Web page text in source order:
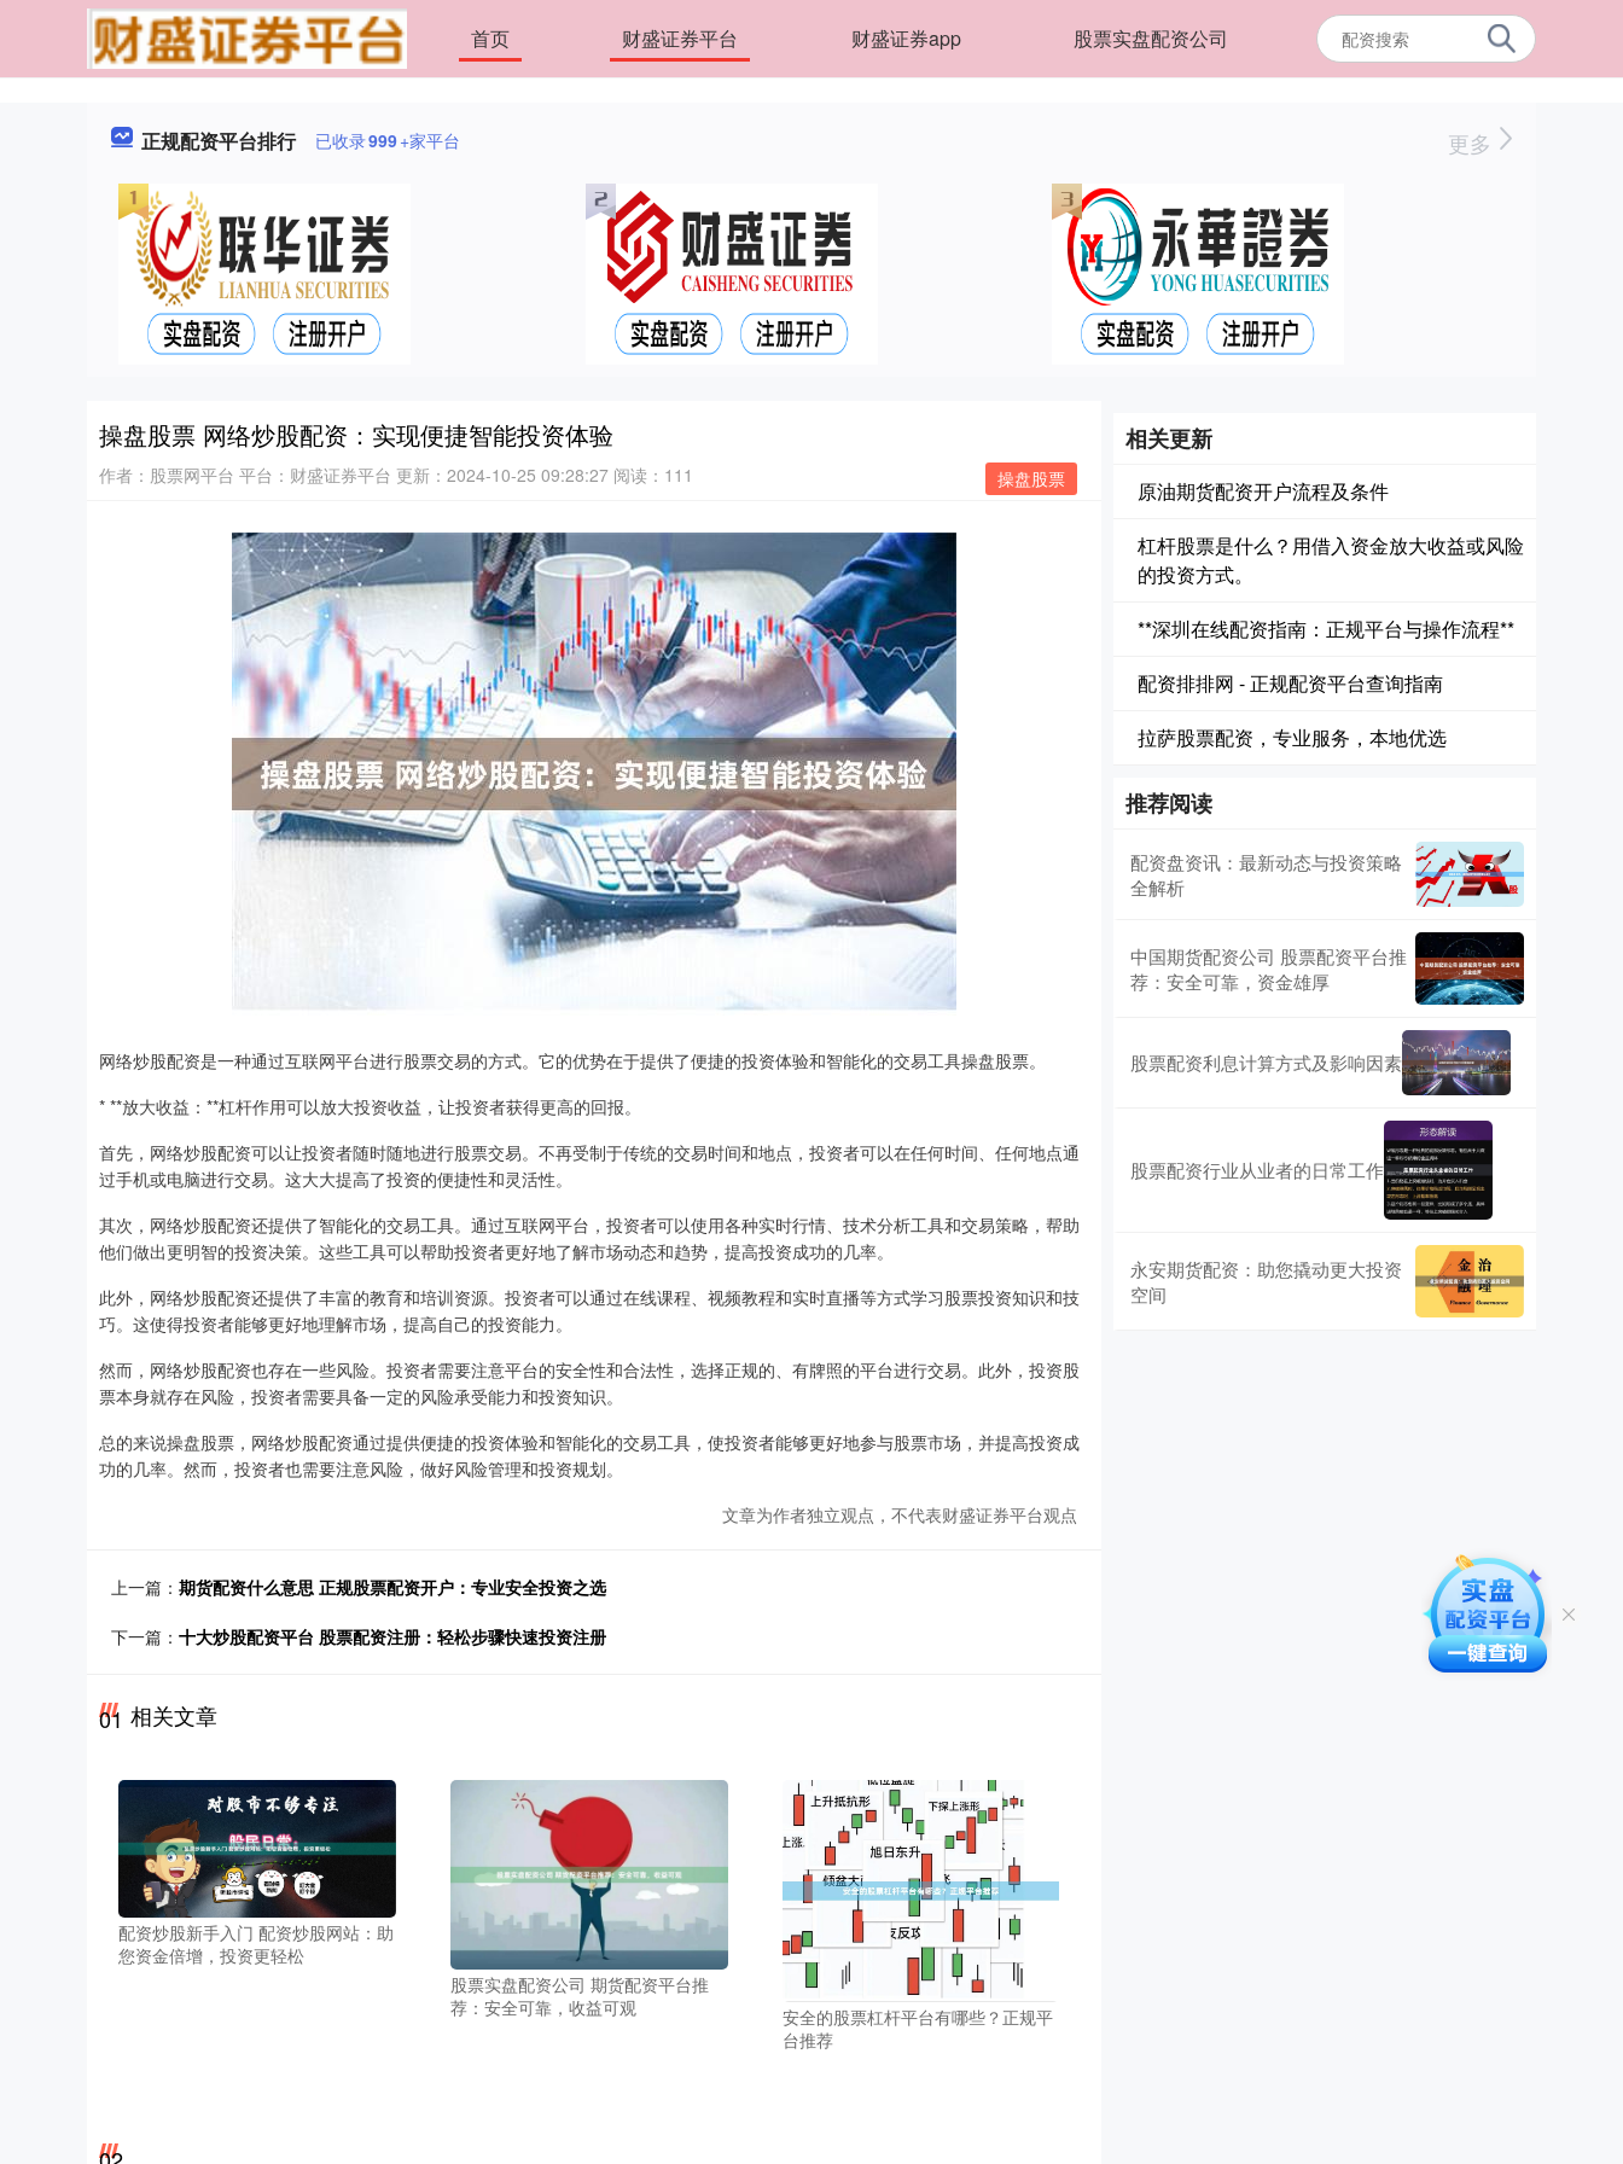
首页 财盛证券平台 财盛证券app 股票实盘配资公司
正规配资平台排行 已收录999+家平台 更多
操盘股票 网络炒股配资：实现便捷智能投资体验
操盘股票
作者：股票网平台 平台：财盛证券平台 更新：2024-10-25 09:28:27 阅读：111
网络炒股配资是一种通过互联网平台进行股票交易的方式。它的优势在于提供了便捷的投资体验和智能化的交易工具操盘股票。
* **放大收益：**杠杆作用可以放大投资收益，让投资者获得更高的回报。
首先，网络炒股配资可以让投资者随时随地进行股票交易。不再受制于传统的交易时间和地点，投资者可以在任何时间、任何地点通
过手机或电脑进行交易。这大大提高了投资的便捷性和灵活性。
其次，网络炒股配资还提供了智能化的交易工具。通过互联网平台，投资者可以使用各种实时行情、技术分析工具和交易策略，帮助
他们做出更明智的投资决策。这些工具可以帮助投资者更好地了解市场动态和趋势，提高投资成功的几率。
此外，网络炒股配资还提供了丰富的教育和培训资源。投资者可以通过在线课程、视频教程和实时直播等方式学习股票投资知识和技
巧。这使得投资者能够更好地理解市场，提高自己的投资能力。
然而，网络炒股配资也存在一些风险。投资者需要注意平台的安全性和合法性，选择正规的、有牌照的平台进行交易。此外，投资股
票本身就存在风险，投资者需要具备一定的风险承受能力和投资知识。
总的来说操盘股票，网络炒股配资通过提供便捷的投资体验和智能化的交易工具，使投资者能够更好地参与股票市场，并提高投资成
功的几率。然而，投资者也需要注意风险，做好风险管理和投资规划。
文章为作者独立观点，不代表财盛证券平台观点
上一篇： 期货配资什么意思 正规股票配资开户：专业安全投资之选
下一篇： 十大炒股配资平台 股票配资注册：轻松步骤快速投资注册
01 相关文章
配资炒股新手入门 配资炒股网站：助
您资金倍增，投资更轻松
股票实盘配资公司 期货配资平台推
荐：安全可靠，收益可观
安全的股票杠杆平台有哪些？正规平
台推荐
相关更新
原油期货配资开户流程及条件
杠杆股票是什么？用借入资金放大收益或风险
的投资方式。
**深圳在线配资指南：正规平台与操作流程**
配资排排网 - 正规配资平台查询指南
拉萨股票配资，专业服务，本地优选
推荐阅读
配资盘资讯：最新动态与投资策略
全解析
中国期货配资公司 股票配资平台推
荐：安全可靠，资金雄厚
股票配资利息计算方式及影响因素
股票配资行业从业者的日常工作
永安期货配资：助您撬动更大投资
空间